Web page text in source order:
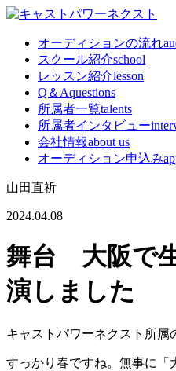
オーディションの流れ
スクール紹介school
レッスン紹介lesson
Q＆Aquestions
所属者一覧talents
所属者インタビュー
会社情報about us
オーディション申込み
山田直祈
2024.04.08
舞台 大阪で
演しました
キャストパワーネクスト所属
すっかり春ですね。無事に「